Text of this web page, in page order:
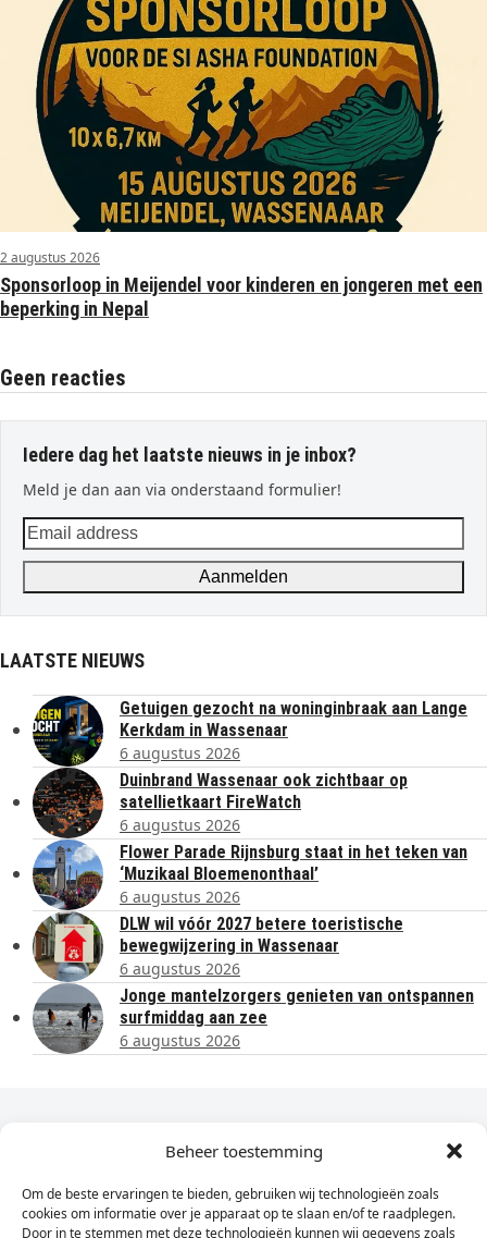
Beheer toestemming
Om de beste ervaringen te bieden, gebruiken wij technologieën zoals
cookies om informatie over je apparaat op te slaan en/of te raadplegen.
Door in te stemmen met deze technologieën kunnen wij gegevens zoals
2 augustus 2026
Sponsorloop in Meijendel voor kinderen en jongeren met een
beperking in Nepal
Geen reacties
Iedere dag het laatste nieuws in je inbox?
Meld je dan aan via onderstaand formulier!
Email
address
Aanmelden
LAATSTE NIEUWS
Getuigen gezocht na woninginbraak aan Lange
Kerkdam in Wassenaar
6 augustus 2026
Duinbrand Wassenaar ook zichtbaar op
satellietkaart FireWatch
6 augustus 2026
Flower Parade Rijnsburg staat in het teken van
‘Muzikaal Bloemenonthaal’
6 augustus 2026
DLW wil vóór 2027 betere toeristische
bewegwijzering in Wassenaar
6 augustus 2026
Jonge mantelzorgers genieten van ontspannen
surfmiddag aan zee
6 augustus 2026
Dagelijks het laatste nieuws in je e-mail?
Vul
hier